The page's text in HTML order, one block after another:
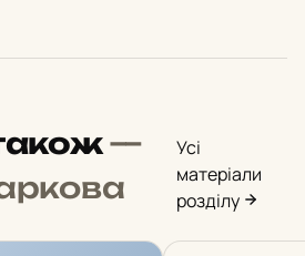
—
Усі
матеріали
розділу